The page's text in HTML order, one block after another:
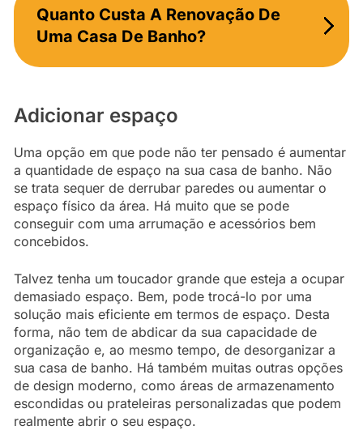
Quanto Custa A Renovação De
Uma Casa De Banho?
Adicionar espaço
Uma opção em que pode não ter pensado é aumentar
a quantidade de espaço na sua casa de banho. Não
se trata sequer de derrubar paredes ou aumentar o
espaço físico da área. Há muito que se pode
conseguir com uma arrumação e acessórios bem
concebidos.
Talvez tenha um toucador grande que esteja a ocupar
demasiado espaço. Bem, pode trocá-lo por uma
solução mais eficiente em termos de espaço. Desta
forma, não tem de abdicar da sua capacidade de
organização e, ao mesmo tempo, de desorganizar a
sua casa de banho. Há também muitas outras opções
de design moderno, como áreas de armazenamento
escondidas ou prateleiras personalizadas que podem
realmente abrir o seu espaço.